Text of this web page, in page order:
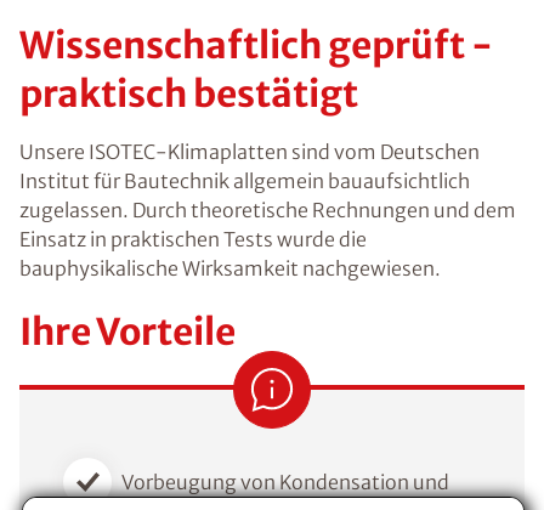
Wissenschaftlich geprüft -
praktisch bestätigt
Unsere ISOTEC-Klimaplatten sind vom Deutschen
Institut für Bautechnik allgemein bauaufsichtlich
zugelassen. Durch theoretische Rechnungen und dem
Einsatz in praktischen Tests wurde die
bauphysikalische Wirksamkeit nachgewiesen.
Ihre Vorteile
Vorbeugung von Kondensation und